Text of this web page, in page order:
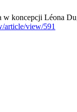
w koncepcji Léona
article/view/591